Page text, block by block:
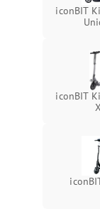
iconBIT
iconBIT